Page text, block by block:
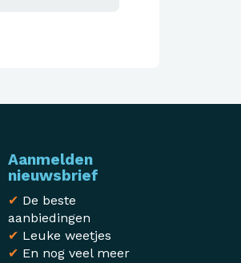
Aanmelden
nieuwsbrief
✔ De beste
aanbiedingen
✔ Leuke weetjes
✔ En nog veel meer